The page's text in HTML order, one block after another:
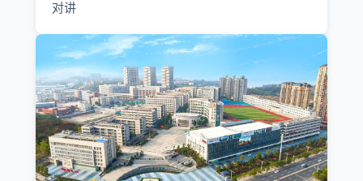
对讲